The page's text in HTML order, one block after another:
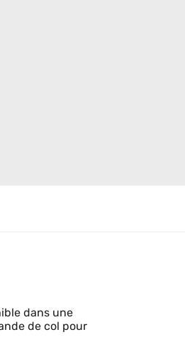
dans une
de col pour